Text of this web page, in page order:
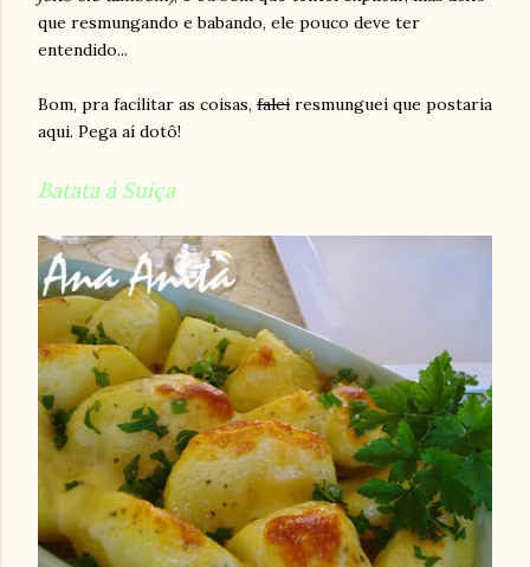
que resmungando e babando, ele pouco deve ter
entendido...
Bom, pra facilitar as coisas, falei resmunguei que postaria
aqui. Pega aí dotô!
Batata à Suiça